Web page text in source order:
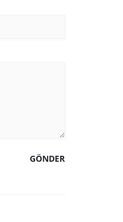
GÖNDER